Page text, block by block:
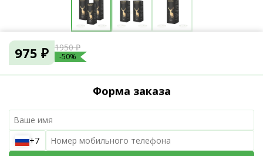
975 ₽ 1950 ₽
-50%
Форма заказа
+7